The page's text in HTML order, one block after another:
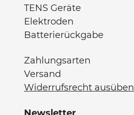
TENS Geräte
Elektroden
Batterierückgabe
Zahlungsarten
Versand
Widerrufsrecht ausüben